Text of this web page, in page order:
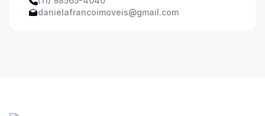
danielafrancoimoveis@gmail.com